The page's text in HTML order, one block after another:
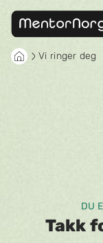
Vi ringer deg
DU
Takk